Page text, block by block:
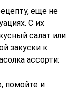
еще не
С их
салат или
закуски к
ассорти:
помойте и